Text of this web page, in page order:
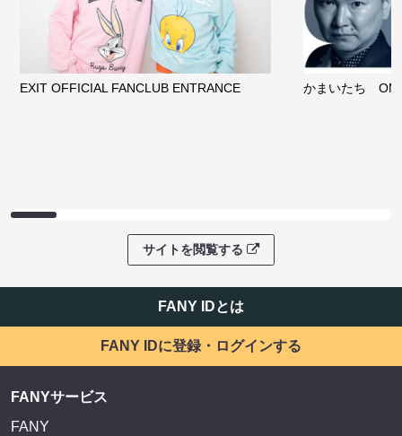
EXIT OFFICIAL FANCLUB ENTRANCE かまいたち
サイトを閲覧する
FANY IDとは
FANY IDに登録・ログインする
FANYサービス
FANY